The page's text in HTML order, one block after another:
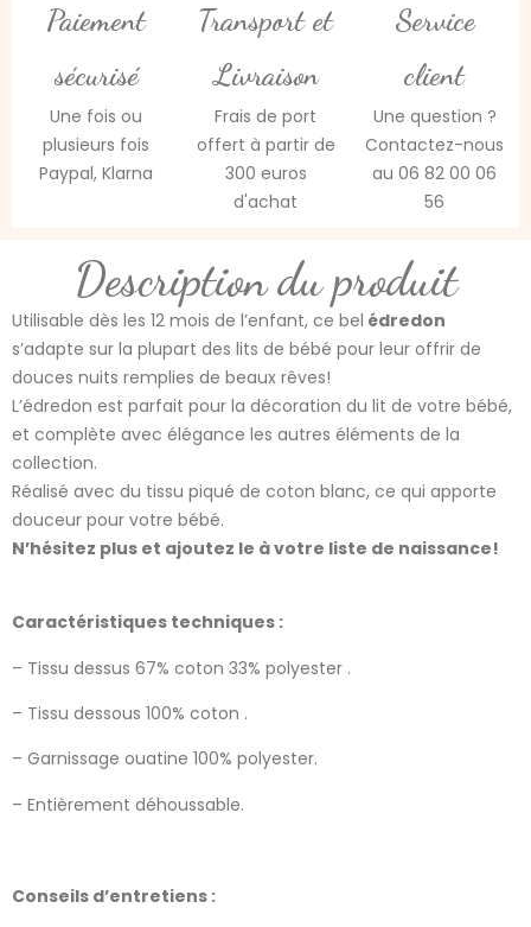
Paiement
sécurisé
Une fois ou
plusieurs fois
Paypal, Klarna
Transport et
Livraison
Frais de port
offert à partir de
300 euros
d'achat
Service
client
Une question ?
Contactez-nous
au 06 82 00 06
56
Description du produit
Utilisable dès les 12 mois de l’enfant, ce bel édredon
s’adapte sur la plupart des lits de bébé pour leur offrir de
douces nuits remplies de beaux rêves!
L’édredon est parfait pour la décoration du lit de votre bébé,
et complète avec élégance les autres éléments de la
collection.
Réalisé avec du tissu piqué de coton blanc, ce qui apporte
douceur pour votre bébé.
N’hésitez plus et ajoutez le à votre liste de naissance!
Caractéristiques techniques :
– Tissu dessus 67% coton 33% polyester .
– Tissu dessous 100% coton .
– Garnissage ouatine 100% polyester.
– Entièrement déhoussable.
Conseils d’entretiens :